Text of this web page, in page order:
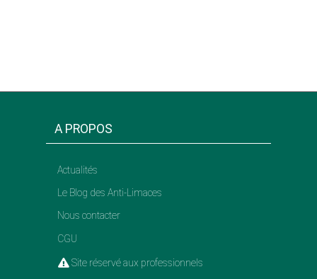
A PROPOS
Actualités
Le Blog des Anti-Limaces
Nous contacter
CGU
Site réservé aux professionnels